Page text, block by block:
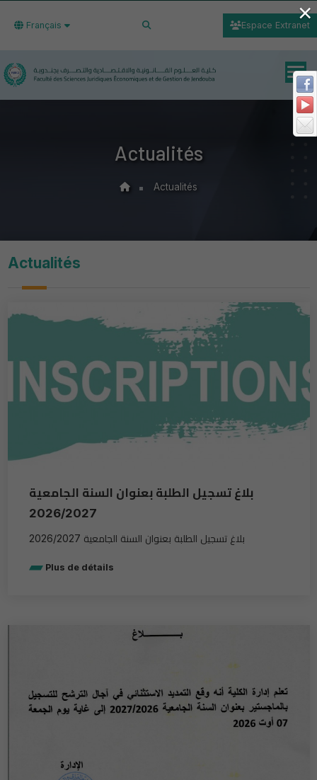
Français Espace Extranet
Actualités
Actualités
Actualités
بلاغ تسجيل الطلبة بعنوان السنة الجامعية
2026/2027
بلاغ تسجيل الطلبة بعنوان السنة الجامعية 2026/2027
Plus de détails
×